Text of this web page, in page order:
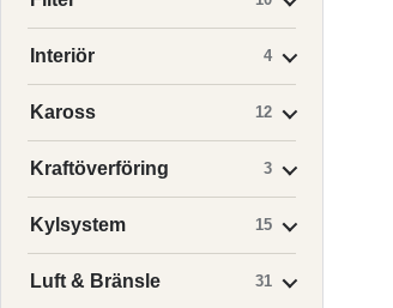
Interiör 4
Kaross 12
Kraftöverföring 3
Kylsystem 15
Luft & Bränsle 31